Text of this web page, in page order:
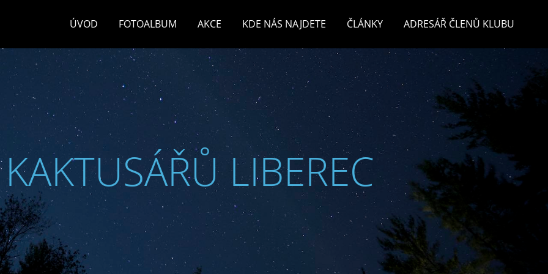
ÚVOD FOTOALBUM AKCE KDE NÁS NAJDETE ČLÁNKY ADRESÁŘ ČLENŮ KLUBU
LIBEREC